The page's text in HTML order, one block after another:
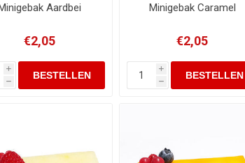
Aardbei
€2,05
i
h
Minigebak Caramel
€2,05
i
h